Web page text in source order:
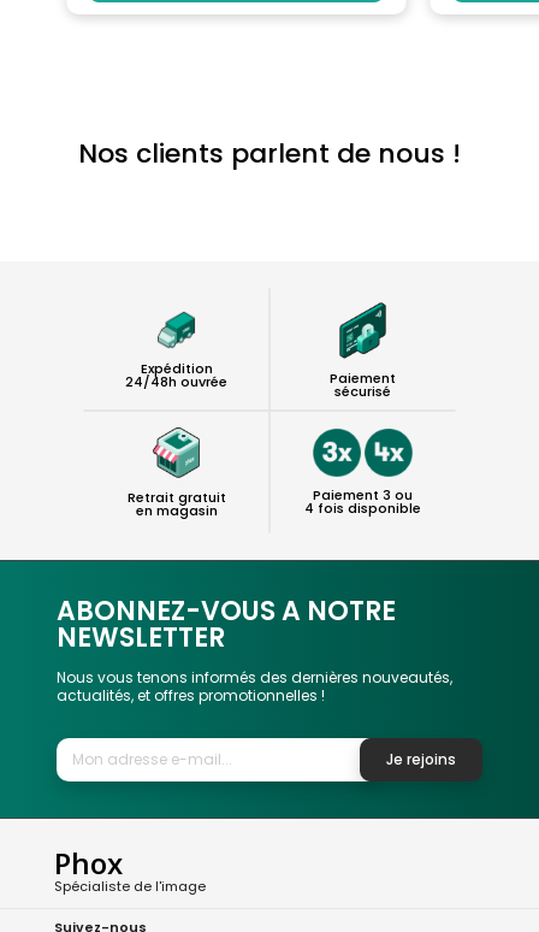
Nos clients parlent de nous !
Expédition
24/48h ouvrée Paiement
sécurisé
Retrait gratuit
en magasin
Paiement 3 ou
4 fois disponible
ABONNEZ-VOUS A NOTRE
NEWSLETTER
Nous vous tenons informés des dernières nouveautés,
actualités, et offres promotionnelles !
Je rejoins
Phox
Spécialiste de l'image
Suivez-nous